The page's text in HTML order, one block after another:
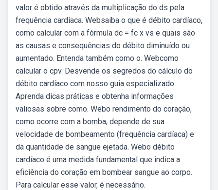
valor é obtido através da multiplicação do ds pela
frequência cardíaca. Websaiba o que é débito cardíaco,
como calcular com a fórmula dc = fc x vs e quais são
as causas e consequências do débito diminuído ou
aumentado. Entenda também como o. Webcomo
calcular o cpv. Desvende os segredos do cálculo do
débito cardíaco com nosso guia especializado.
Aprenda dicas práticas e obtenha informações
valiosas sobre como. Webo rendimento do coração,
como ocorre com a bomba, depende de sua
velocidade de bombeamento (frequência cardíaca) e
da quantidade de sangue ejetada. Webo débito
cardíaco é uma medida fundamental que indica a
eficiência do coração em bombear sangue ao corpo.
Para calcular esse valor, é necessário.